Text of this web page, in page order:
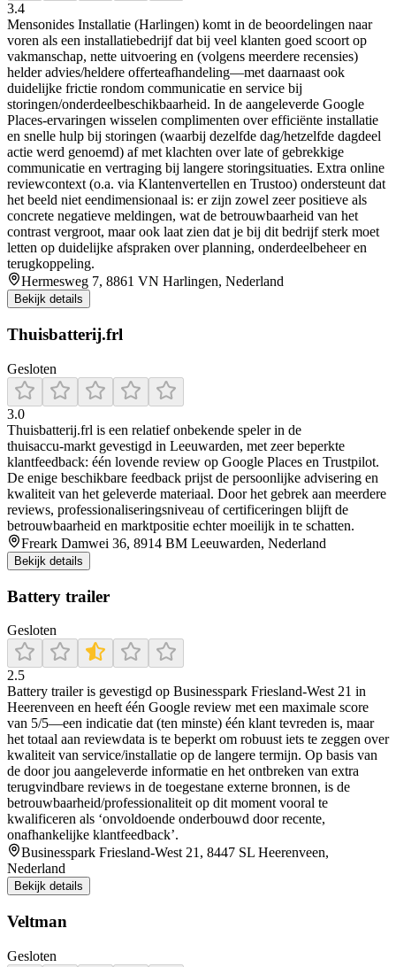
3.4
Mensonides Installatie (Harlingen) komt in de beoordelingen naar
voren als een installatiebedrijf dat bij veel klanten goed scoort op
vakmanschap, nette uitvoering en (volgens meerdere recensies)
helder advies/heldere offerteafhandeling—met daarnaast ook
duidelijke frictie rondom communicatie en service bij
storingen/onderdeelbeschikbaarheid. In de aangeleverde Google
Places-ervaringen wisselen complimenten over efficiënte installatie
en snelle hulp bij storingen (waarbij dezelfde dag/hetzelfde dagdeel
actie werd genoemd) af met klachten over late of gebrekkige
communicatie en vertraging bij langere storingsituaties. Extra online
reviewcontext (o.a. via Klantenvertellen en Trustoo) ondersteunt dat
het beeld niet eendimensionaal is: er zijn zowel zeer positieve als
concrete negatieve meldingen, wat de betrouwbaarheid van het
contrast vergroot, maar ook laat zien dat je bij dit bedrijf sterk moet
letten op duidelijke afspraken over planning, onderdeelbeheer en
terugkoppeling.
Hermesweg 7, 8861 VN Harlingen, Nederland
Bekijk details
Thuisbatterij.frl
Gesloten
3.0
Thuisbatterij.frl is een relatief onbekende speler in de
thuisaccu‑markt gevestigd in Leeuwarden, met zeer beperkte
klantfeedback: één lovende review op Google Places en Trustpilot.
De enige beschikbare feedback prijst de persoonlijke advisering en
kwaliteit van het geleverde materiaal. Door het gebrek aan meerdere
reviews, professionaliseringsniveau of certificeringen blijft de
betrouwbaarheid en marktpositie echter moeilijk in te schatten.
Freark Damwei 36, 8914 BM Leeuwarden, Nederland
Bekijk details
Battery trailer
Gesloten
2.5
Battery trailer is gevestigd op Businesspark Friesland-West 21 in
Heerenveen en heeft één Google review met een maximale score
van 5/5—een indicatie dat (ten minste) één klant tevreden is, maar
het totaal aan reviewdata is te beperkt om robuust iets te zeggen over
kwaliteit van service/installatie op de langere termijn. Op basis van
de door jou aangeleverde informatie en het ontbreken van extra
terugvindbare reviews in de toegestane externe bronnen, is de
betrouwbaarheid/professionaliteit op dit moment vooral te
kwalificeren als ‘onvoldoende onderbouwd door recente,
onafhankelijke klantfeedback’.
Businesspark Friesland-West 21, 8447 SL Heerenveen,
Nederland
Bekijk details
Veltman
Gesloten